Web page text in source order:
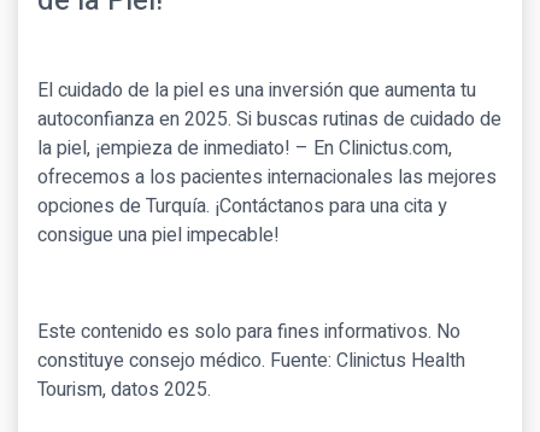
El cuidado de la piel es una inversión que aumenta tu
autoconfianza en 2025. Si buscas rutinas de cuidado de
la piel, ¡empieza de inmediato! – En Clinictus.com,
ofrecemos a los pacientes internacionales las mejores
opciones de Turquía. ¡Contáctanos para una cita y
consigue una piel impecable!
Este contenido es solo para fines informativos. No
constituye consejo médico. Fuente: Clinictus Health
Tourism, datos 2025.